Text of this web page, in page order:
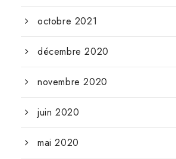
octobre 2021
décembre 2020
novembre 2020
juin 2020
mai 2020